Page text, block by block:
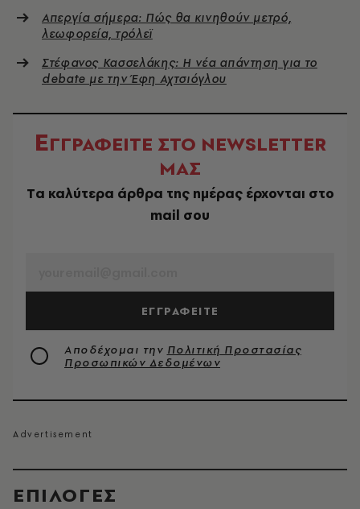
EΠΙΛΟΓΈΣ
Απεργία σήμερα: Πώς θα κινηθούν μετρό,
λεωφορεία, τρόλεϊ
Στέφανος Κασσελάκης: Η νέα απάντηση για το
debate με την Έφη Αχτσιόγλου
ΕΓΓΡΑΦΕΙΤΕ ΣΤΟ NEWSLETTER
ΜΑΣ
Tα καλύτερα άρθρα της ημέρας έρχονται στο
mail σου
ΕΓΓΡΑΦΕΙΤΕ
Αποδέχομαι την Πολιτική Προστασίας
Προσωπικών Δεδομένων